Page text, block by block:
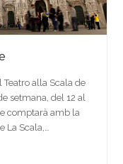
Teatro alla Scala de
setmana, del 12 al
comptarà amb la
La Scala,…